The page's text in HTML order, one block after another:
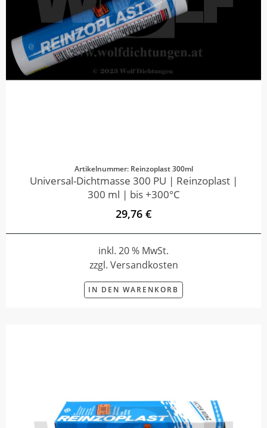
Artikelnummer: Reinzoplast 300ml
Universal-Dichtmasse 300 PU | Reinzoplast |
300 ml | bis +300°C
29,76 €
inkl. 20 % MwSt.
zzgl. Versandkosten
IN DEN WARENKORB